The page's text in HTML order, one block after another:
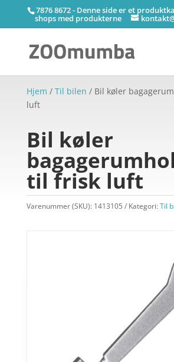
7876 8672 - Denne side er et
shops med produkterne
Hjem / Til bilen / Bil køler
luft
Bil køler
til frisk luft
Varenummer (SKU): 1413105 Kategori:Til